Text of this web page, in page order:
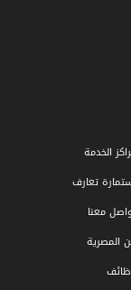
الخدمة
تعارف
معنا
المصرية